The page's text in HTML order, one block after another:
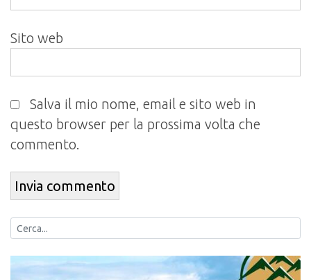
Sito web
Salva il mio nome, email e sito web in
questo browser per la prossima volta che
commento.